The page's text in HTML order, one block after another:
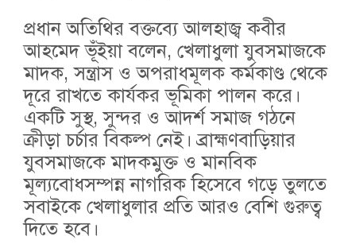
প্রধান অতিথির বক্তব্যে আলহাজ্ব কবীর
আহমেদ ভূঁইয়া বলেন, খেলাধুলা যুবসমাজকে
মাদক, সন্ত্রাস ও অপরাধমূলক কর্মকাণ্ড থেকে
দূরে রাখতে কার্যকর ভূমিকা পালন করে।
একটি সুস্থ, সুন্দর ও আদর্শ সমাজ গঠনে
ক্রীড়া চর্চার বিকল্প নেই। ব্রাহ্মণবাড়িয়ার
যুবসমাজকে মাদকমুক্ত ও মানবিক
মূল্যবোধসম্পন্ন নাগরিক হিসেবে গড়ে তুলতে
সবাইকে খেলাধুলার প্রতি আরও বেশি গুরুত্ব
দিতে হবে।